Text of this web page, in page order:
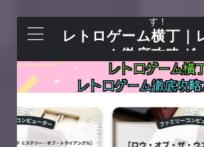
す！
レトロゲーム横丁｜
ーム徹底攻略ガ